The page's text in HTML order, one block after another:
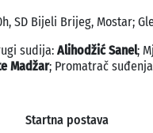
SD Bijeli Brijeg, Mostar;
sudija: Alihodžić Sanel;
Madžar; Promatrač
Startna postava